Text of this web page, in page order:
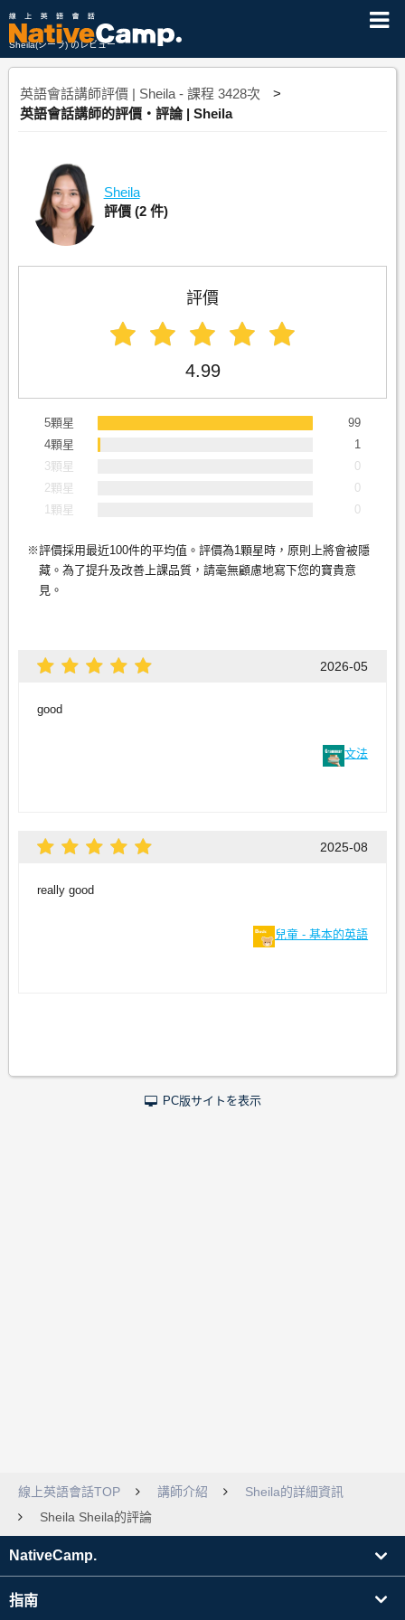
Sheila(シーラ) のレビュー
英語會話講師評價 | Sheila - 課程 3428次
英語會話講師的評價・評論 | Sheila
Sheila
評價 (2 件)
評價
4.99
5顆星
99
4顆星
1
3顆星
0
2顆星
0
1顆星
0
評價採用最近100件的平均值。評價為1顆星時，原則上將會被隱
藏。為了提升及改善上課品質，請毫無顧慮地寫下您的寶貴意
見。
2026-05
good
文法
2025-08
really good
兒童 - 基本的英語
PC版サイトを表示
線上英語會話TOP 講師介紹
Sheila的詳細資訊
Sheila Sheila的評論
NativeCamp.
指南